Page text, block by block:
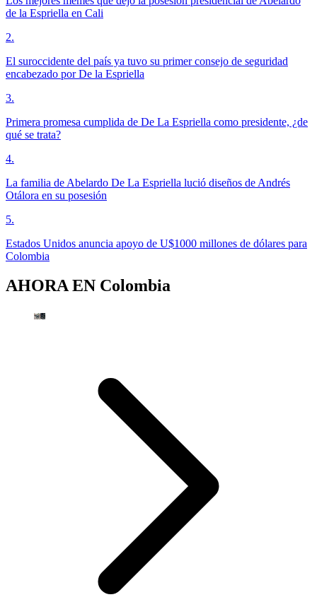
de la Espriella en Cali
2.
El suroccidente del país ya tuvo su primer consejo de seguridad
encabezado por De la Espriella
3.
Primera promesa cumplida de De La Espriella como presidente, ¿de
qué se trata?
4.
La familia de Abelardo De La Espriella lució diseños de Andrés
Otálora en su posesión
5.
Estados Unidos anuncia apoyo de U$1000 millones de dólares para
Colombia
AHORA EN Colombia